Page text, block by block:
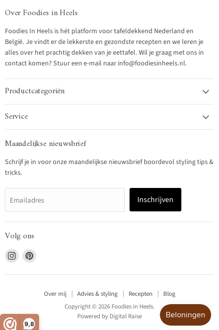
9,8
Over Foodies in Heels
Foodies In Heels is hét platform voor tafeldekkend Nederland en
België. Je vindt er de lekkerste en gezondste recepten en we leren je
alles over het prachtig dekken van je eettafel. Wil je graag met ons in
contact komen? Stuur een e-mail naar info@foodiesinheels.nl.
Productcategoriën
Service
Maandelijkse nieuwsbrief
Schrijf je in voor onze maandelijkse nieuwsbrief boordevol styling tips &
tricks.
Emailadres Inschrijven
Volg ons
Vind
ons
op
Vind
op
Over mij Advies & styling Recepten
Blog
Copyright © 2026 Foodies in Heels.
Powered by Digital Raise